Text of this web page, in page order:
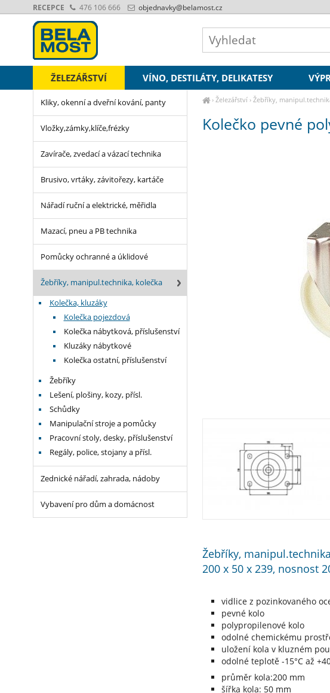
› Železářství› Žebříky,
Kolečko pevné
Žebříky,
200 x 50 x 239, nosnost
vidlice z pozinkovaného
pevné kolo
polypropilenové kolo
odolné chemickému
uložení kola v kluzném
odolné teplotě -15°C až
průměr kola:200 mm
šířka kola: 50 mm
Kliky, okenní a dveřní kování, panty
Vložky,zámky,klíče,frézky
Zavírače, zvedací a vázací technika
Brusivo, vrtáky, závitořezy, kartáče
Nářadí ruční a elektrické, měřidla
Mazací, pneu a PB technika
Pomůcky ochranné a úklidové
Žebříky, manipul.technika, kolečka
Kolečka, kluzáky
Kolečka pojezdová
Kolečka nábytková, příslušenství
Kluzáky nábytkové
Kolečka ostatní, příslušenství
Žebříky
Lešení, plošiny, kozy, přísl.
Schůdky
Manipulační stroje a pomůcky
Pracovní stoly, desky, příslušenství
Regály, police, stojany a přísl.
Zednické nářadí, zahrada, nádoby
Vybavení pro dům a domácnost
ŽELEZÁŘSTVÍ VÍNO, DESTILÁTY, DELIKATESY
RECEPCE 476 106 666 objednavky@belamost.cz